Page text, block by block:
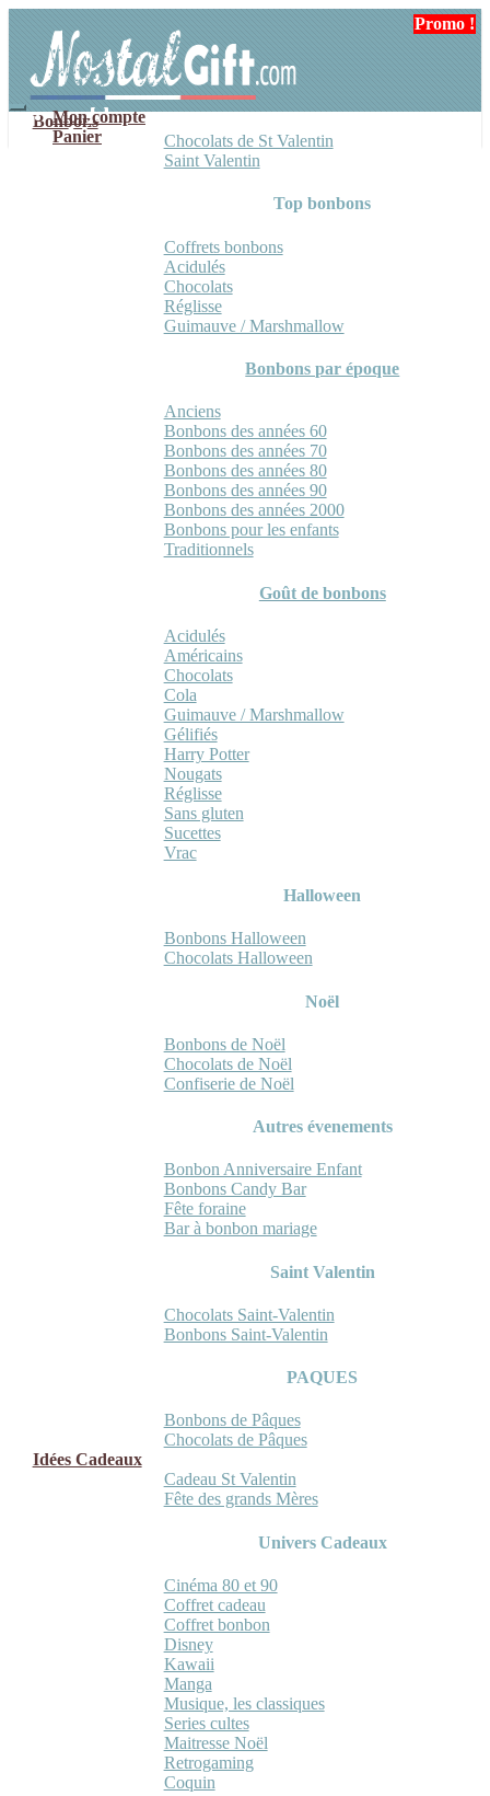
navigation
contenu
Mon compte
Panier
Bonbons
Chocolats de St Valentin
Saint Valentin
Top bonbons
Coffrets bonbons
Acidulés
Chocolats
Réglisse
Guimauve / Marshmallow
Bonbons par époque
Anciens
Bonbons des années 60
Bonbons des années 70
Bonbons des années 80
Bonbons des années 90
Bonbons des années 2000
Bonbons pour les enfants
Traditionnels
Goût de bonbons
Acidulés
Américains
Chocolats
Cola
Guimauve / Marshmallow
Gélifiés
Harry Potter
Nougats
Réglisse
Sans gluten
Sucettes
Vrac
Halloween
Bonbons Halloween
Chocolats Halloween
Noël
Bonbons de Noël
Chocolats de Noël
Confiserie de Noël
Autres évenements
Bonbon Anniversaire Enfant
Bonbons Candy Bar
Fête foraine
Bar à bonbon mariage
Saint Valentin
Chocolats Saint-Valentin
Bonbons Saint-Valentin
PAQUES
Bonbons de Pâques
Chocolats de Pâques
Idées Cadeaux
Cadeau St Valentin
Fête des grands Mères
Univers Cadeaux
Cinéma 80 et 90
Coffret cadeau
Coffret bonbon
Disney
Kawaii
Manga
Musique, les classiques
Series cultes
Maitresse Noël
Retrogaming
Coquin
Promo !
Promo !